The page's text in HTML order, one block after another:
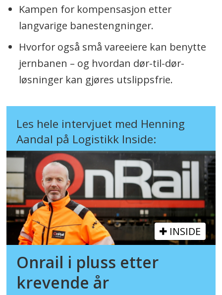
Kampen for kompensasjon etter
langvarige banestengninger.
Hvorfor også små vareeiere kan benytte
jernbanen – og hvordan dør-til-dør-
løsninger kan gjøres utslippsfrie.
Les hele intervjuet med Henning
Aandal på Logistikk Inside:
INSIDE
Onrail i pluss etter
krevende år